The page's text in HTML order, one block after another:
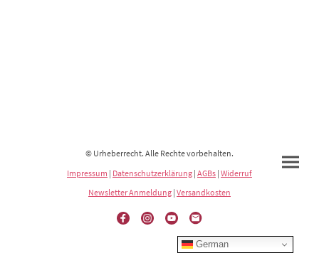
© Urheberrecht. Alle Rechte vorbehalten.
Impressum | Datenschutzerklärung | AGBs | Widerruf
Newsletter Anmeldung | Versandkosten
German